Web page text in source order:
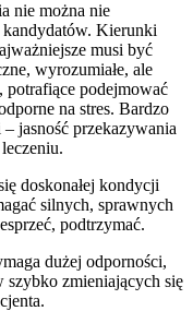
nie można nie
Kierunki
musi być
wyrozumiałe, ale
potrafiące podejmować
na stres. Bardzo
jasność przekazywania
doskonałej kondycji
silnych, sprawnych
podtrzymać.
dużej odporności,
zmieniających się